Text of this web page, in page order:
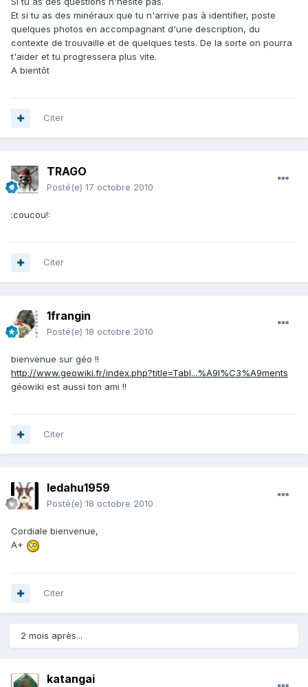
Et si tu as des minéraux que tu n'arrive pas à identifier, poste
quelques photos en accompagnant d'une description, du
contexte de trouvaille et de quelques tests. De la sorte on pourra
t'aider et tu progressera plus vite.
A bientôt
Citer
TRAGO
Posté(e) 17 octobre 2010
:coucou!:
Citer
1frangin
Posté(e) 18 octobre 2010
bienvenue sur géo !!
http://www.geowiki.fr/index.php?title=Tabl...%A9l%C3%A9ments
géowiki est aussi ton ami !!
Citer
ledahu1959
Posté(e) 18 octobre 2010
Cordiale bienvenue,
A+
Citer
2 mois après...
katangai